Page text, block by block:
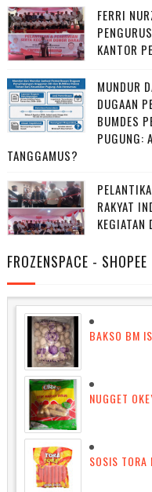
FERRI
KANTOR
MUNDUR
DUGAAN
BUMDES
PUGUNG:
TANGGAMUS?
RAKYAT
KEGIATAN
FROZENSPACE - SHOPEE
BAKSO BM
NUGGET
SOSIS TORA